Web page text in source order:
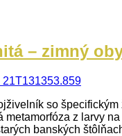
– zimný
so
metamorfóza z larvy
banských